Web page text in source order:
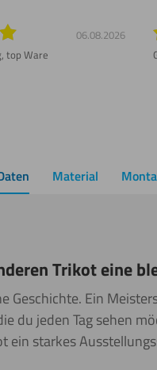
06.08.2026
top Ware
Material
Trikot eine
Geschichte. Ein
du jeden Tag sehen
ein starkes